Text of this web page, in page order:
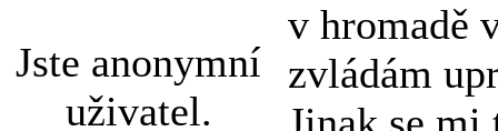
Jste anonymní
uživatel.
v hromadě
zvládám